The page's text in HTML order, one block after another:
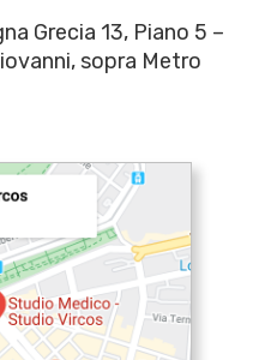
Grecia 13, Piano 5 –
sopra Metro